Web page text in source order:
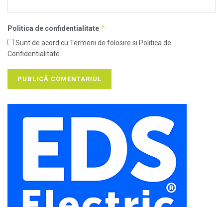
Politica de confidentialitate *
Sunt de acord cu Termeni de folosire si Politica de
Confidentialitate.